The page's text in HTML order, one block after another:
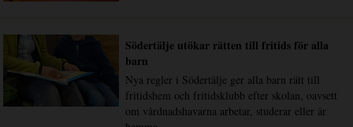
Södertälje utökar rätten till fritids för alla
barn
Nya regler i Södertälje ger alla barn rätt till
fritidshem och fritidsklubb efter skolan, oavsett
om vårdnadshavarna arbetar, studerar eller är